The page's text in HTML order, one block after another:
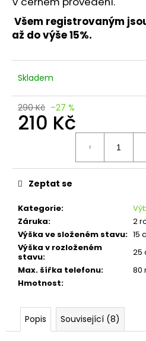
Všem registrovaným
až do výše 15%.
Skladem
290 Kč –27 %
210 Kč
Kategorie:
Záruka:
2
Výška ve složeném stavu: 15
Výška v rozloženém
stavu:
25
Max. šířka telefonu:
80
Hmotnost:
Zeptat se
Popis Související (8)
D
o
p
r
u
č
u
MALÍ
ČOKO
50
Kč